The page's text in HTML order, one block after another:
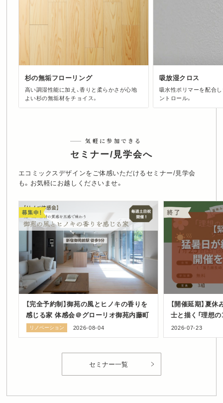
杉の無垢フローリング
高い調湿性能に加え、香りと柔らかさが心地
よい杉の無垢材をチョイス。
吸放湿クロス
吸水性ポリマーを配合し
ントロール。
気軽に参加できる
セミナー/見学会へ
エコミックスデザインをご体感いただけるセミナー/見学会
も。お気軽にお越しくださいませ。
【完全予約制】御苑の風とヒノキの香りを
感じる家 体感会＠グローリオ御苑内藤町
リノベーション 2026-08-04
【開催延期】夏
士と描く「理想
ショップ in 豊
2026-07-23
セミナー一覧